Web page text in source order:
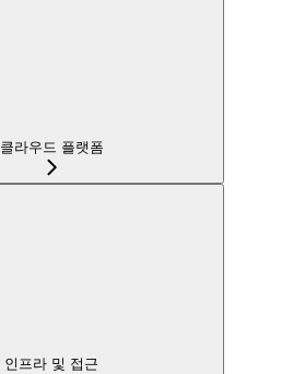
클라우드 플랫폼
인프라 및 접근